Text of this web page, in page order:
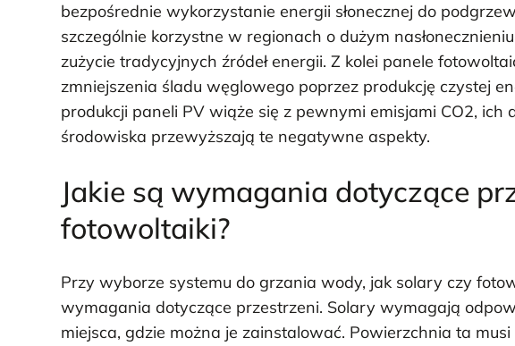
bezpośrednie wykorzystanie energii słonecznej do
szczególnie korzystne w regionach o dużym
zużycie tradycyjnych źródeł energii. Z kolei panele
zmniejszenia śladu węglowego poprzez produkcję czystej
produkcji paneli PV wiąże się z pewnymi emisjami CO2, ich
środowiska przewyższają te negatywne aspekty.
Jakie są wymagania dotyczące
fotowoltaiki?
Przy wyborze systemu do grzania wody, jak solary czy
wymagania dotyczące przestrzeni. Solary wymagają
miejsca, gdzie można je zainstalować. Powierzchnia ta